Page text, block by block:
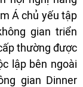
Á chủ yếu tập
gian triển
thường được
lập bên ngoài
gian Dinner